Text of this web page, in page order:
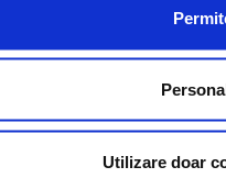
Utilizare doar